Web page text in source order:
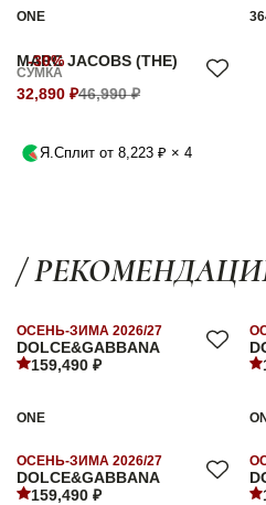
ONE 36
-30%
MARC JACOBS (THE)
СУМКА
32,890 ₽46,990 ₽
Я.Сплит от 8,223 ₽ × 4
/
DOLCE&GABBANA
ОСЕНЬ-ЗИМА 2026/27
159,490 ₽
ONE
DOLCE&GABBANA
ОСЕНЬ-ЗИМА 2026/27
159,490 ₽